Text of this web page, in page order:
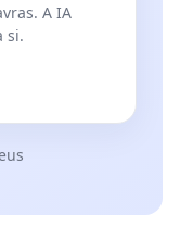
A IA
si.